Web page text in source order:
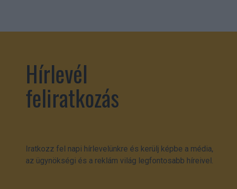
Hírlevél
feliratkozás
Iratkozz fel napi hírlevelünkre és kerülj képbe a média,
az ügynökségi és a reklám világ legfontosabb híreivel.